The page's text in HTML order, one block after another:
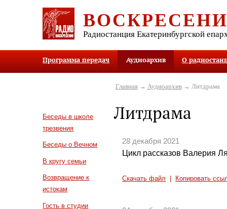
Радиостанция Екатеринбургской
Программа передач Аудиоархив О
Беседы в школе
трезвения
Беседы о Вечном
В кругу семьи
Возвращение к
истокам
Гость в студии
Главная→ Аудиоархив→ Литдрама
Литдрама
28 декабря 2021
Цикл рассказов Валерия
Скачать файл Копировать